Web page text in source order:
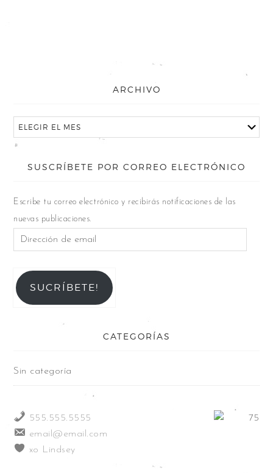
ARCHIVO
SUSCRÍBETE POR CORREO ELECTRÓNICO
Escribe tu correo electrónico y recibirás notificaciones de las
nuevas publicaciones.
SUCRÍBETE!
CATEGORÍAS
Sin categoría
555.555.5555
email@email.com
xo Lindsey